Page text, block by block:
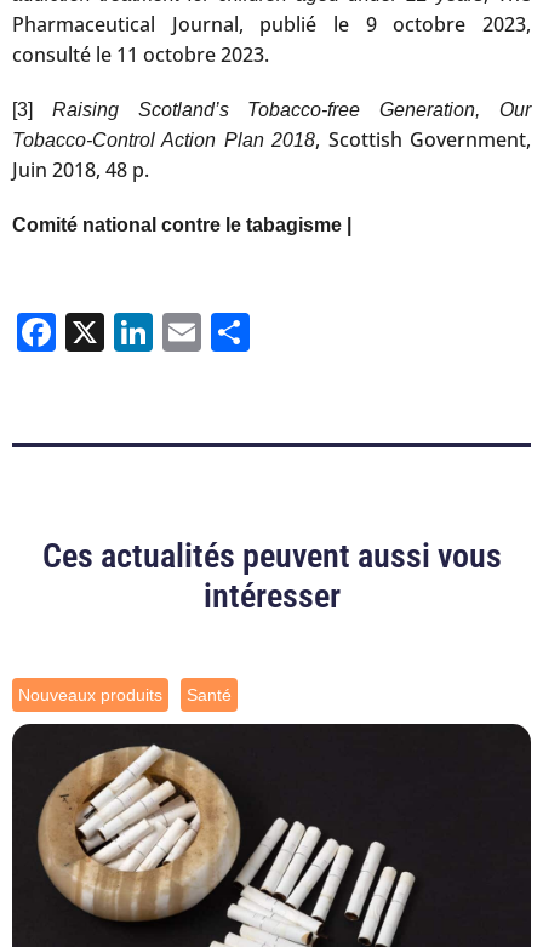
Pharmaceutical Journal, publié le 9 octobre 2023,
consulté le 11 octobre 2023.
[3]
Raising Scotland’s Tobacco-free Generation, Our
Tobacco-Control Action Plan 2018, Scottish Government,
Juin 2018, 48 p.
Comité national contre le tabagisme |
Facebook
X LinkedIn
Email
Ces actualités peuvent aussi vous
intéresser
Nouveaux produits Santé